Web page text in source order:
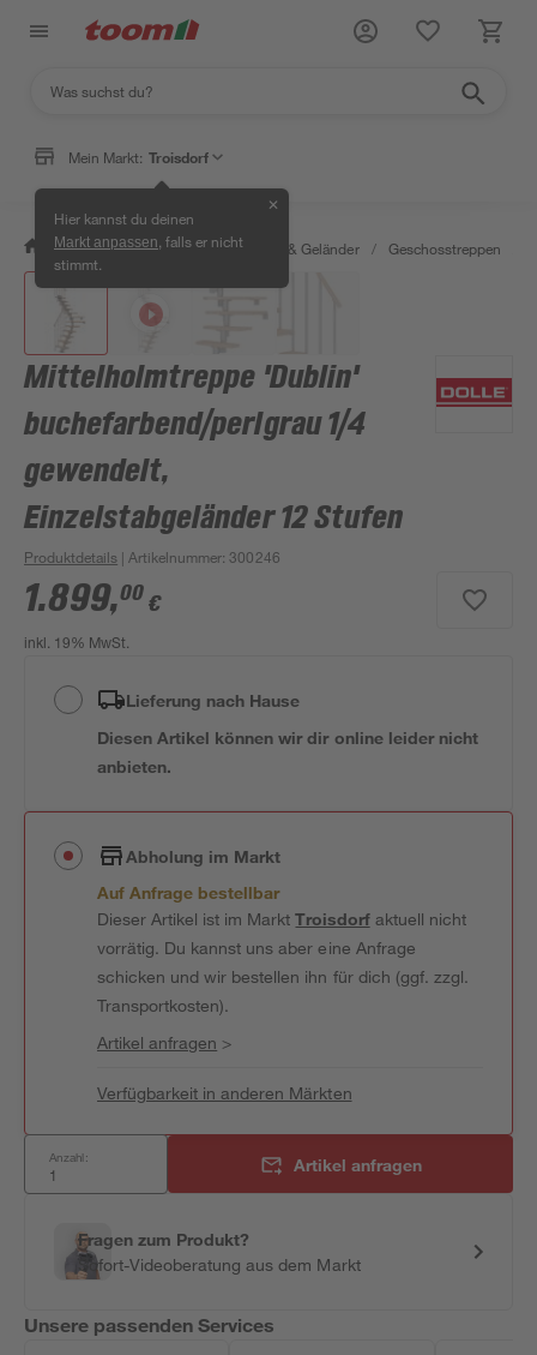
Mein Markt: Troisdorf
Hier kannst du deinen
Markt anpassen , falls er nicht
stimmt.
✕
/ Bauen & Renovieren / Treppen & Geländer / Geschosstreppen
Mittelholmtreppe 'Dublin'
buchefarbend/perlgrau 1/4
gewendelt,
Einzelstabgeländer 12 Stufen
Produktdetails | Artikelnummer:300246
1.899,00 €
inkl. 19% MwSt.
Lieferung nach Hause
Diesen Artikel können wir dir online leider nicht
anbieten.
Abholung im Markt
Auf Anfrage bestellbar
Dieser Artikel ist im MarktTroisdorfaktuell nicht
vorrätig. Du kannst uns aber eine Anfrage
schicken und wir bestellen ihn für dich (ggf. zzgl.
Transportkosten).
Artikel anfragen >
Verfügbarkeit in anderen Märkten
Anzahl: Artikel anfragen
Fragen zum Produkt?
Sofort-Videoberatung aus dem Markt
Unsere passenden Services